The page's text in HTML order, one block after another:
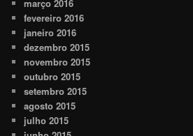
março 2016
fevereiro 2016
janeiro 2016
dezembro 2015
novembro 2015
outubro 2015
setembro 2015
agosto 2015
julho 2015